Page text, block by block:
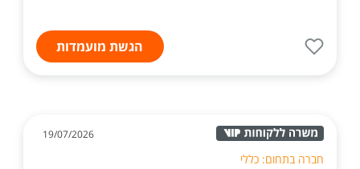
הגשת מועמדות
19/07/2026
חברה בתחום: כללי